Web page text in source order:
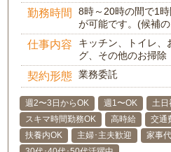
勤務時間
8時～20時の間で1
が可能です。(候補
仕事内容
キッチン、トイレ、
グ、その他のお掃除
契約形態 業務委託
週2〜3日からOK 週1〜OK
土日
スキマ時間勤務OK
高時給 交通
扶養内OK
主婦･主夫歓迎 家事